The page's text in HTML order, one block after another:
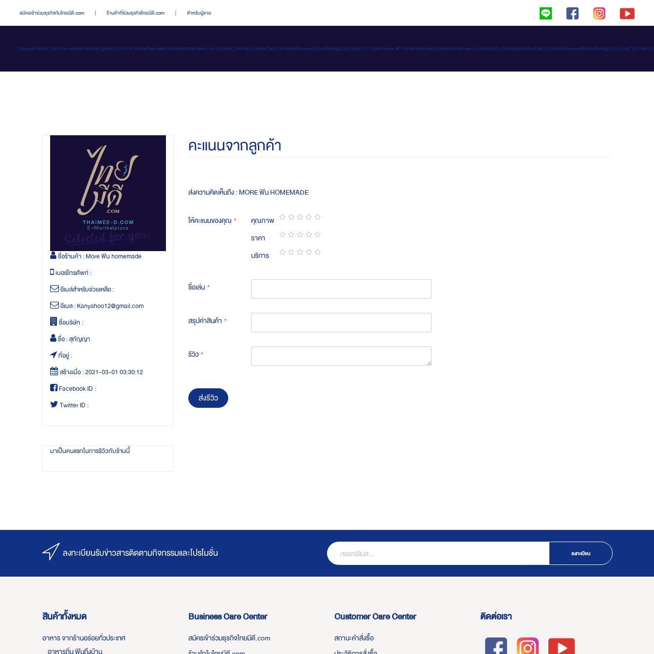
สมัครเข้าร่วมธุรกิจกับไทยมีดี.com | ร้านค้าที่ร่วมธุรกิจไทยมีดี.com | สำหรับผู้ขาย
: Uncaught Error: Call to a member function getId() on null in /home/thaimeed/domains/thaimee-d.com/public_html/app/code/Ced/CsVendorReview/Block/Rating/Lists.php:121 Stack trace: #0 /home/thaimeed/domains/thaimee-d.com/public_html/app/code/Ced/CsVendorReview/Block/Rating/Lists.php(72):
ชื่อร้านค้า :More ฟิน homemade
เบอร์โทรศัพท์ :
อีเมล์สำหรับช่วยเหลือ :
อีเมล :Kanyahoo12@gmail.com
ชื่อบริษัท :
ชื่อ :สุกัญญา
ที่อยู่ :
สร้างเมื่อ :2021-03-01 03:30:12
Facebook ID :
Twitter ID :
มาเป็นคนแรกในการรีวิวกับร้านนี้
คะแนนจากลูกค้า
ส่งความคิดเห็นถึง : MORE ฟิน HOMEMADE
ให้คะแนนของคุณ คุณภาพ
1
star
2
stars
3
stars
4
stars
5
stars
ราคา
1
star
2
stars
3
stars
4
stars
5
stars
บริการ
ชื่อเล่น
สรุปค่าสินค้า
รีวิว
ส่งรีวิว
ลงทะเบียนรับข่าวสารติดตามกิจกรรมและโปรโมชั่น ลงทะเบียน
สินค้าทั้งหมด
อาหาร จากร้านอร่อยทั่วประเทศ
อาหารถิ่น ฟินถึงบ้าน
Business Care Center
สมัครเข้าร่วมธุรกิจไทยมีดี.com
Customer Care Center
สถานะคำสั่งซื้อ
ติดต่อเรา